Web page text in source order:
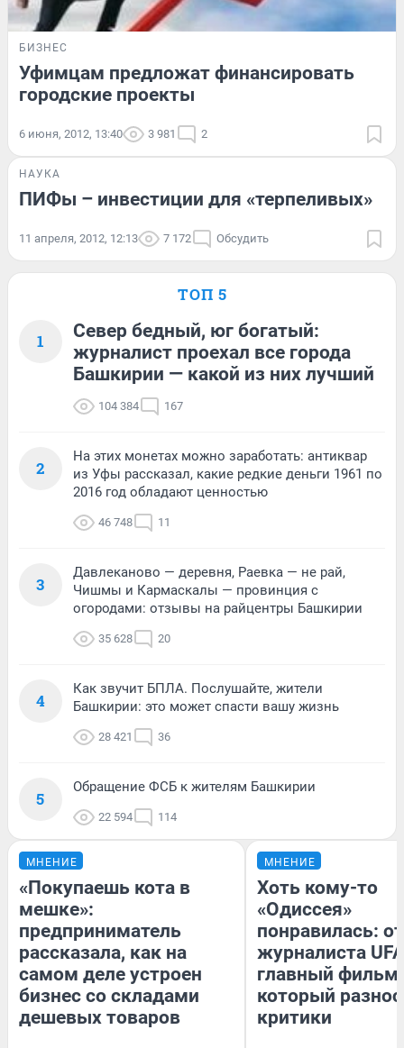
БИЗНЕС
Уфимцам предложат финансировать
городские проекты
6 июня, 2012, 13:40 3 981 2
НАУКА
ПИФы – инвестиции для «терпеливых»
11 апреля, 2012, 12:13 7 172 Обсудить
ТОП 5
1
Север бедный, юг богатый:
журналист проехал все города
Башкирии — какой из них лучший
104 384 167
2
На этих монетах можно заработать: антиквар
из Уфы рассказал, какие редкие деньги 1961 по
2016 год обладают ценностью
46 748 11
3
Давлеканово — деревня, Раевка — не рай,
Чишмы и Кармаскалы — провинция с
огородами: отзывы на райцентры Башкирии
35 628 20
4
Как звучит БПЛА. Послушайте, жители
Башкирии: это может спасти вашу жизнь
28 421 36
5
Обращение ФСБ к жителям Башкирии
22 594 114
МНЕНИЕ
«Покупаешь кота в
мешке»:
предприниматель
рассказала, как на
самом деле устроен
бизнес со складами
дешевых товаров
МНЕНИЕ
Хоть кому-то
«Одиссея»
понравилась:
журналиста
главный фильм
который
критики